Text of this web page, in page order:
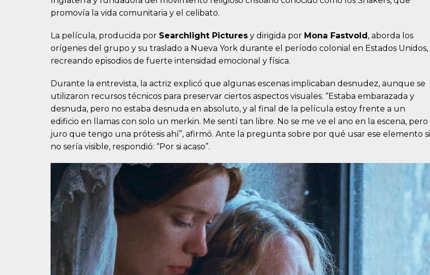
promovía la vida comunitaria y el celibato.
La película, producida por Searchlight Pictures y dirigida por Mona Fastvold , aborda los
orígenes del grupo y su traslado a Nueva York durante el período colonial en Estados Unidos,
recreando episodios de fuerte intensidad emocional y física.
Durante la entrevista, la actriz explicó que algunas escenas implicaban desnudez, aunque se
utilizaron recursos técnicos para preservar ciertos aspectos visuales. “Estaba embarazada y
desnuda, pero no estaba desnuda en absoluto, y al final de la película estoy frente a un
edificio en llamas con solo un merkin. Me sentí tan libre. No se me ve el ano en la escena, pero
juro que tengo una prótesis ahí”, afirmó. Ante la pregunta sobre por qué usar ese elemento si
no sería visible, respondió: “Por si acaso”.